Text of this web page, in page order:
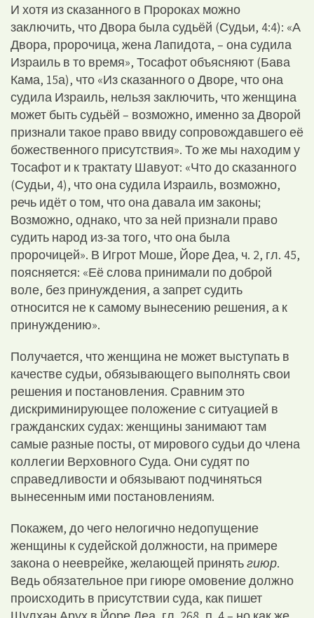
И хотя из сказанного в Пророках можно
заключить, что Двора была судьёй (Судьи, 4:4): «А
Двора, пророчица, жена Лапидота, – она судила
Израиль в то время», Тосафот объясняют (Бава
Кама, 15а), что «Из сказанного о Дворе, что она
судила Израиль, нельзя заключить, что женщина
может быть судьёй – возможно, именно за Дворой
признали такое право ввиду сопровождавшего её
божественного присутствия». То же мы находим у
Тосафот и к трактату Шавуот: «Что до сказанного
(Судьи, 4), что она судила Израиль, возможно,
речь идёт о том, что она давала им законы;
Возможно, однако, что за ней признали право
судить народ из-за того, что она была
пророчицей». В Игрот Моше, Йоре Деа, ч. 2, гл. 45,
поясняется: «Её слова принимали по доброй
воле, без принуждения, а запрет судить
относится не к самому вынесению решения, а к
принуждению».
Получается, что женщина не может выступать в
качестве судьи, обязывающего выполнять свои
решения и постановления. Сравним это
дискриминирующее положение с ситуацией в
гражданских судах: женщины занимают там
самые разные посты, от мирового судьи до члена
коллегии Верховного Суда. Они судят по
справедливости и обязывают подчиняться
вынесенным ими постановлениям.
Покажем, до чего нелогично недопущение
женщины к судейской должности, на примере
закона о нееврейке, желающей принятьгиюр.
Ведь обязательное при гиюре омовение должно
происходить в присутствии суда, как пишет